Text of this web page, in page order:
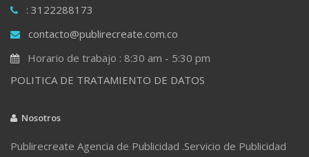
: 3122288173
contacto@publirecreate.com.co
Horario de trabajo : 8:30 am - 5:30 pm
POLITICA DE TRATAMIENTO DE DATOS
Nosotros
Publirecreate Agencia de Publicidad .Servicio de Publicidad